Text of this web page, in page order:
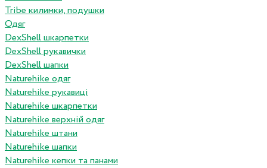
Tribe килимки, подушки
Одяг
DexShell шкарпетки
DexShell рукавички
DexShell шапки
Naturehike одяг
Naturehike рукавиці
Naturehike шкарпетки
Naturehike верхній одяг
Naturehike штани
Naturehike шапки
Naturehike кепки та панами